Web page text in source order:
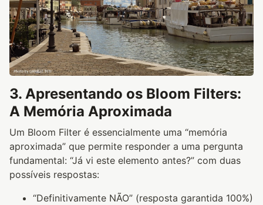
3. Apresentando os Bloom Filters:
A Memória Aproximada
Um Bloom Filter é essencialmente uma “memória
aproximada” que permite responder a uma pergunta
fundamental: “Já vi este elemento antes?” com duas
possíveis respostas:
“Definitivamente NÃO” (resposta garantida 100%)